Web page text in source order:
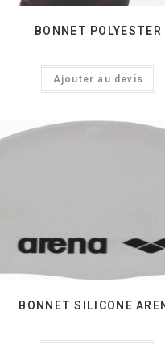
BONNET POLYESTER
Ajouter au devis
BONNET SILICONE